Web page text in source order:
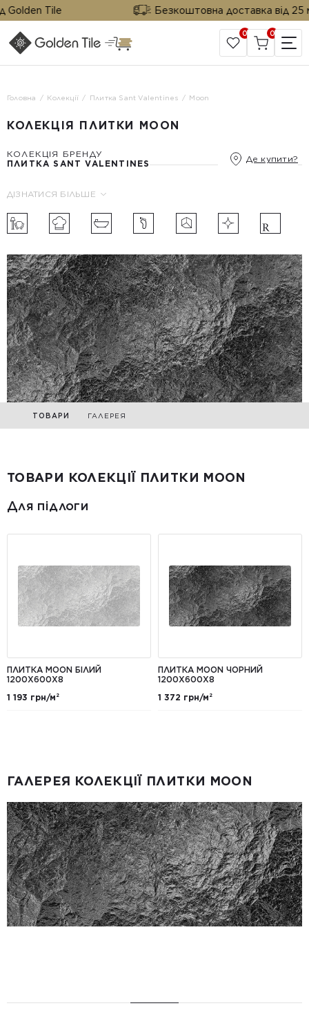
Tile Безкоштовна доставка від 25
САЙТ КОМПАНІЇ
0 0
Головна Колекції Плитка Sant Valentines Moon
КОЛЕКЦІЯ ПЛИТКИ MOON
КОЛЕКЦІЯ БРЕНДУ
ПЛИТКА SANT VALENTINES
Де купити?
ДІЗНАТИСЯ БІЛЬШЕ
ТОВАРИ ГАЛЕРЕЯ
ТОВАРИ КОЛЕКЦІЇ ПЛИТКИ MOON
Для підлоги
ПЛИТКА MOON БІЛИЙ
1200X600X8
1 193 грн/м²
ПЛИТКА MOON ЧОРНИЙ
1200X600X8
1 372 грн/м²
ГАЛЕРЕЯ КОЛЕКЦІЇ ПЛИТКИ MOON